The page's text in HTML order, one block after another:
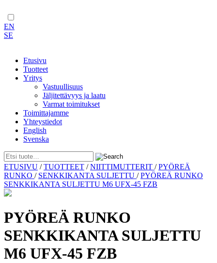
EN
SE
Etusivu
Tuotteet
Yritys
Vastuullisuus
Jäljitettävyys ja laatu
Varmat toimitukset
Toimittajamme
Yhteystiedot
English
Svenska
Skip
to
content
ETUSIVU /TUOTTEET /NIITTIMUTTERIT /PYÖREÄ
RUNKO / SENKKIKANTA SULJETTU /PYÖREÄ RUNKO
SENKKIKANTA SULJETTU M6 UFX-45 FZB
PYÖREÄ RUNKO
SENKKIKANTA SULJETTU
M6 UFX-45 FZB